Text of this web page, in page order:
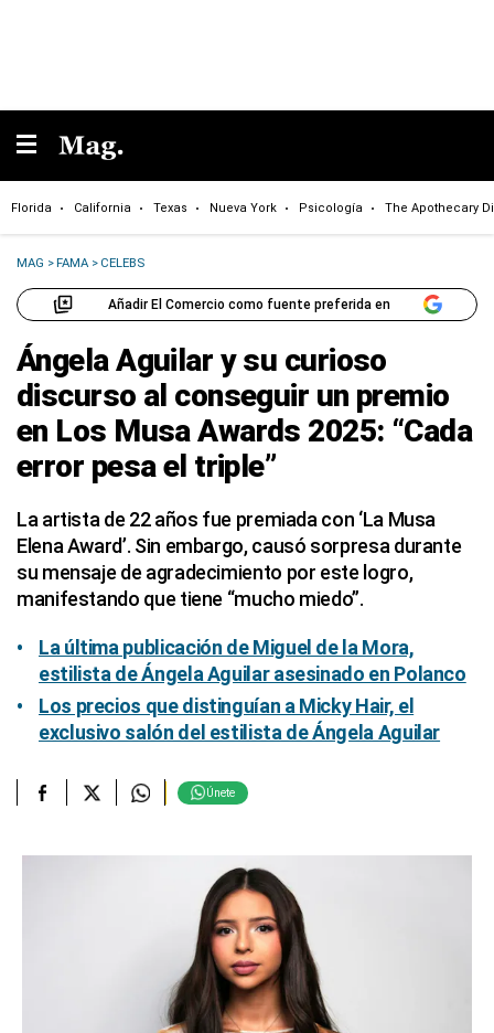
Florida California Texas Nueva York Psicología The Apothecary
MAG >FAMA > CELEBS
Añadir El Comercio como fuente preferida en
Ángela Aguilar y su curioso
discurso al conseguir un premio
en Los Musa Awards 2025: “Cada
error pesa el triple”
La artista de 22 años fue premiada con ‘La Musa
Elena Award’. Sin embargo, causó sorpresa durante
su mensaje de agradecimiento por este logro,
manifestando que tiene “mucho miedo”.
La última publicación de Miguel de la Mora,
estilista de Ángela Aguilar asesinado en Polanco
Los precios que distinguían a Micky Hair, el
exclusivo salón del estilista de Ángela Aguilar
Únete